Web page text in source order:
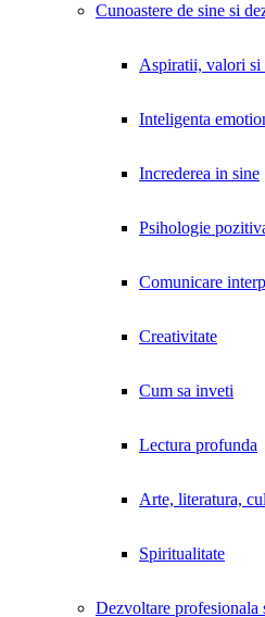
Cunoastere de sine si
Aspiratii, valori si
Inteligenta
Increderea in sine
Psihologie
Comunicare
Creativitate
Cum sa inveti
Lectura profunda
Arte, literatura,
Spiritualitate
Dezvoltare profesionala